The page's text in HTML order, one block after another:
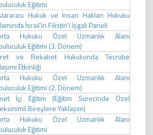
Eğitimi
Hukuk ve İnsan Hakları Hukuku
İsrail'in Filistin'i İşgali Paneli
Hukuku Özel Uzmanlık Alanı
Eğitimi (3. Dönem)
ve Rekabet Hukukunda Tecrübe
Etkinliği
Hukuku Özel Uzmanlık Alanı
Eğitimi (2. Dönem)
İçi Eğitim (Eğitim Sürecinde Özel
Bireylere Yaklaşım)
Hukuku Özel Uzmanlık Alanı
Eğitimi